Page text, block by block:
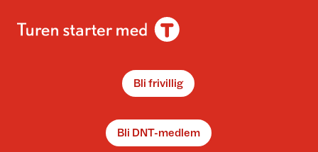
Bli frivillig
Bli DNT-medlem